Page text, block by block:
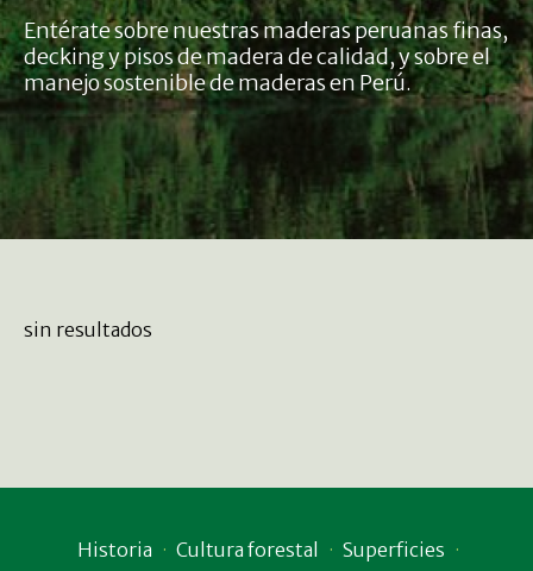
Entérate sobre nuestras maderas peruanas finas,
decking y pisos de madera de calidad, y sobre el
manejo sostenible de maderas en Perú.
sin resultados
Historia Cultura forestal
Superficies